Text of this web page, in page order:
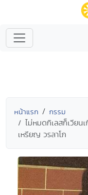
หน้าแรก กรรม
ไม่หมดกิเลสก็เวียน
เหรียญ วรลาโภ